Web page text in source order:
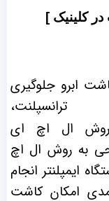
کلینیک ]
ابرو جلوگیری
ال اچ ای
به روش ال اچ
ایمپلنتر انجام
امکان کاشت